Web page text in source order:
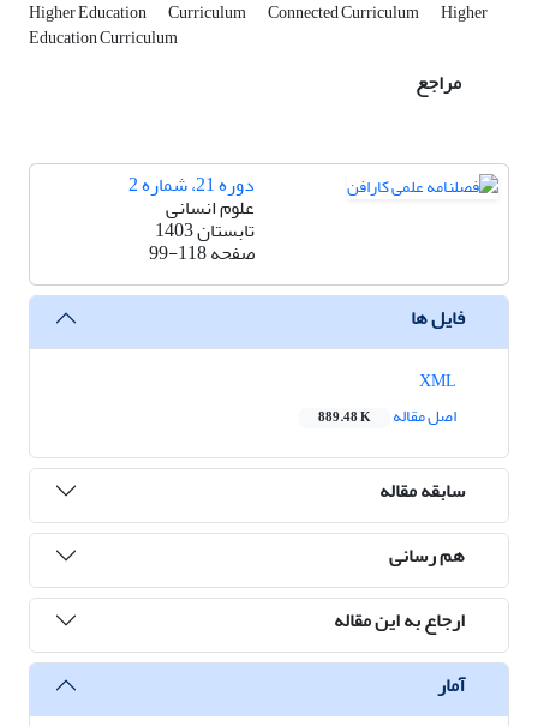
Higher Education Curriculum Connected Curriculum Higher
Education Curriculum
مراجع
دوره 21، شماره 2
علوم انسانی
تابستان 1403
صفحه99-118
فایل ها
اصل مقاله
889.48 K
سابقه مقاله
هم رسانی
ارجاع به این مقاله
آمار